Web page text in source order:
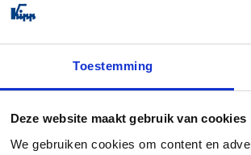
Toestemming
Deze website maakt gebruik van cookies
We gebruiken cookies om content en
A 16